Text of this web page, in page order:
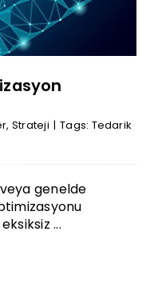
, Strateji | Tags: Tedarik
genelde
...